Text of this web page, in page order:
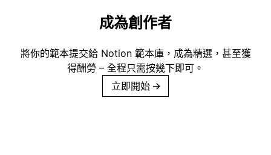
成為創作者
將你的範本提交給 Notion 範本庫，成為精選，甚至獲
得酬勞 – 全程只需按幾下即可。
立即開始 →